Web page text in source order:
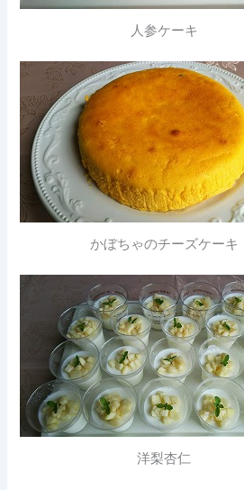
人参ケーキ
かぼちゃのチーズケーキ
洋梨杏仁